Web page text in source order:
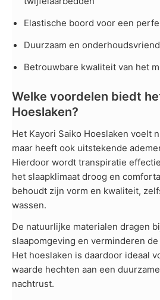
Elastische boord voor een
Duurzaam en
Betrouwbare kwaliteit van het
Welke voordelen biedt
Hoeslaken?
Het Kayori Saiko Hoeslaken voelt
maar heeft ook uitstekende
Hierdoor wordt transpiratie
het slaapklimaat droog en
behoudt zijn vorm en kwaliteit,
wassen.
De natuurlijke materialen dragen
slaapomgeving en verminderen
Het hoeslaken is daardoor ideaal
waarde hechten aan een
nachtrust.